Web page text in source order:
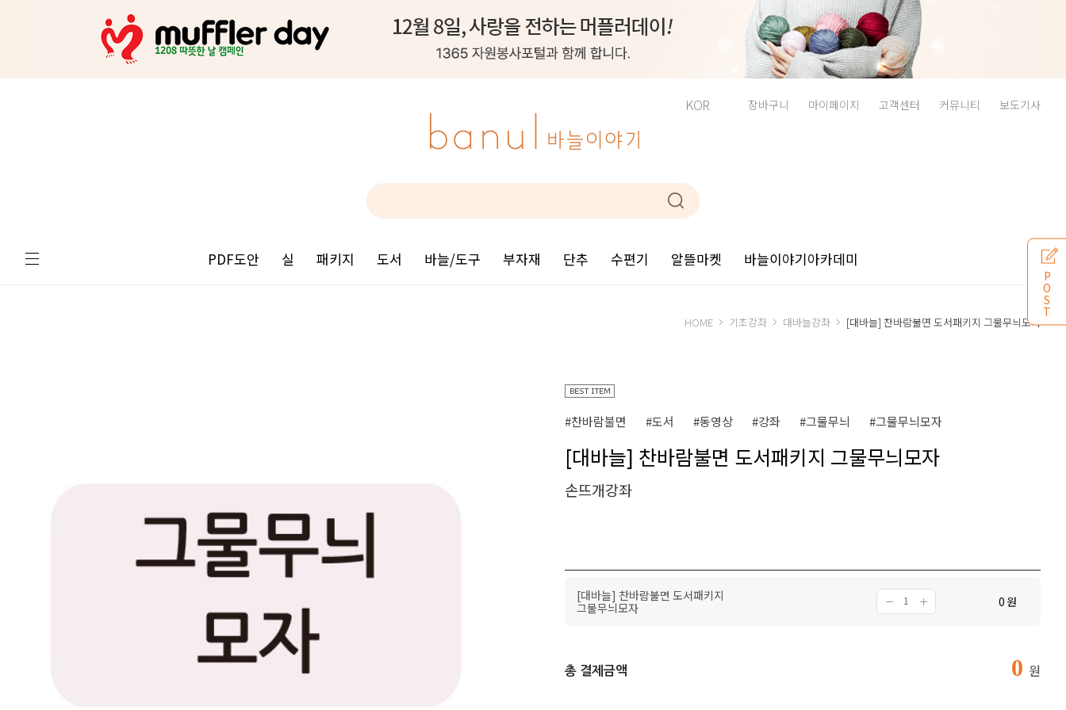
KOR 장바구니 마이페이지 고객센터 커뮤니티 보도기사
PDF도안 실 패키지 도서 바늘/도구 부자재 단추 수편기 알뜰마켓 바늘이야기아카데미
HOME 기초강좌 대바늘강좌 [대바늘] 찬바람불면 도서패키지 그물무늬모자
#찬바람불면 #도서 #동영상 #강좌 #그물무늬 #그물무늬모자
[대바늘] 찬바람불면 도서패키지 그물무늬모자
손뜨개강좌
[대바늘] 찬바람불면 도서패키지
그물무늬모자
0 원
총 결제금액 0 원
P
O
S
T